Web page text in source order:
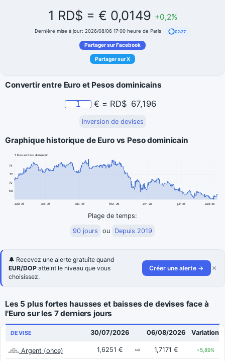
1 RD$ = € 0,0149 +0,2%
Dernière mise à jour: 2026/08/06 17:00 heure de Paris 02:27
Partager sur Facebook
Partager sur X
Convertir entre Euro et Pesos dominicains
€ = RD$ 67,196
Inversion de devises
Graphique historique de Euro vs Peso dominicain
68
70
72
74
août 25 oct. 25 déc. 25 févr. 26 avr. 26 juin 26 août 26
1 Euro en Peso dominicain
Plage de temps:
90 jours
ou Depuis 2019
🔔 Recevez une alerte gratuite quand
EUR/DOP atteint le niveau que vous
choisissez.
Créer une alerte → ×
Les 5 plus fortes hausses et baisses de devises face à
l'Euro sur les 7 derniers jours
DEVISE 30/07/2026 06/08/2026 Variation
Argent (once) 1,6251 € ⇨ 1,7171 € +5,89%